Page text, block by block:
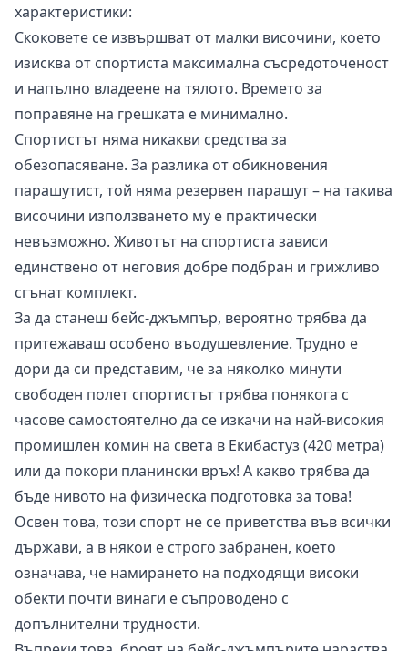
характеристики:
Скоковете се извършват от малки височини, което
изисква от спортиста максимална съсредоточеност
и напълно владеене на тялото. Времето за
поправяне на грешката е минимално.
Спортистът няма никакви средства за
обезопасяване. За разлика от обикновения
парашутист, той няма резервен парашут – на такива
височини използването му е практически
невъзможно. Животът на спортиста зависи
единствено от неговия добре подбран и грижливо
сгънат комплект.
За да станеш бейс-джъмпър, вероятно трябва да
притежаваш особено въодушевление. Трудно е
дори да си представим, че за няколко минути
свободен полет спортистът трябва понякога с
часове самостоятелно да се изкачи на най-високия
промишлен комин на света в Екибастуз (420 метра)
или да покори планински връх! А какво трябва да
бъде нивото на физическа подготовка за това!
Освен това, този спорт не се приветства във всички
държави, а в някои е строго забранен, което
означава, че намирането на подходящи високи
обекти почти винаги е съпроводено с
допълнителни трудности.